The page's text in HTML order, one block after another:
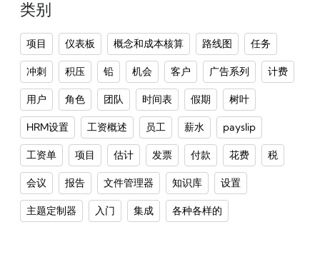
类别
项目 仪表板 概念和成本核算 路线图 任务
冲刺 积压 铅 机会 客户 广告系列 计费
用户 角色 团队 时间表 假期 树叶
HRM设置 工资概述 员工 薪水 payslip
工资单 项目 估计 发票 付款 花费 税
会议 报告 文件管理器 知识库 设置
主题定制器 入门 集成 各种各样的